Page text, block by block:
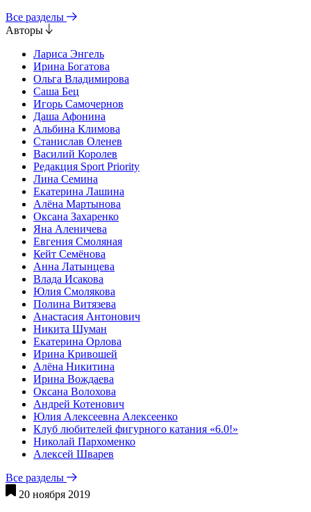
Все разделы
Авторы
Лариса Энгель
Ирина Богатова
Ольга Владимирова
Саша Бец
Игорь Самочернов
Даша Афонина
Альбина Климова
Станислав Оленев
Василий Королев
Редакция Sport Priority
Лина Семина
Екатерина Лашина
Алёна Мартынова
Оксана Захаренко
Яна Аленичева
Евгения Смоляная
Кейт Семёнова
Анна Латынцева
Влада Исакова
Юлия Смолякова
Полина Витязева
Анастасия Антонович
Никита Шуман
Екатерина Орлова
Ирина Кривошей
Алёна Никитина
Ирина Вождаева
Оксана Волохова
Андрей Котенович
Юлия Алексеевна Алексеенко
Клуб любителей фигурного катания «6.0!»
Николай Пархоменко
Алексей Шварев
Все разделы
20 ноября 2019